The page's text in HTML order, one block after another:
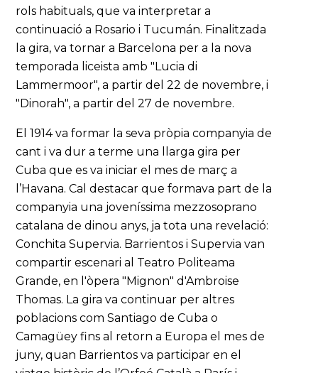
rols habituals, que va interpretar a
continuació a Rosario i Tucumán. Finalitzada
la gira, va tornar a Barcelona per a la nova
temporada liceista amb "Lucia di
Lammermoor", a partir del 22 de novembre, i
"Dinorah", a partir del 27 de novembre.
El 1914 va formar la seva pròpia companyia de
cant i va dur a terme una llarga gira per
Cuba que es va iniciar el mes de març a
l’Havana. Cal destacar que formava part de la
companyia una joveníssima mezzosoprano
catalana de dinou anys, ja tota una revelació:
Conchita Supervia. Barrientos i Supervia van
compartir escenari al Teatro Politeama
Grande, en l'òpera "Mignon" d'Ambroise
Thomas. La gira va continuar per altres
poblacions com Santiago de Cuba o
Camagüey fins al retorn a Europa el mes de
juny, quan Barrientos va participar en el